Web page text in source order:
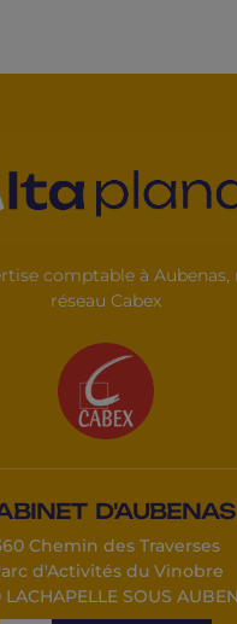
comptable à
réseau Cabex
D'AUBENAS
Chemin des Traverses
d'Activités du Vinobre
SOUS